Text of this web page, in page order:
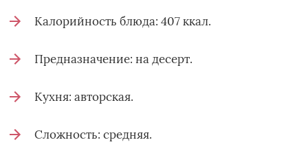
Калорийность блюда: 407 ккал.
Предназначение: на десерт.
Кухня: авторская.
Сложность: средняя.